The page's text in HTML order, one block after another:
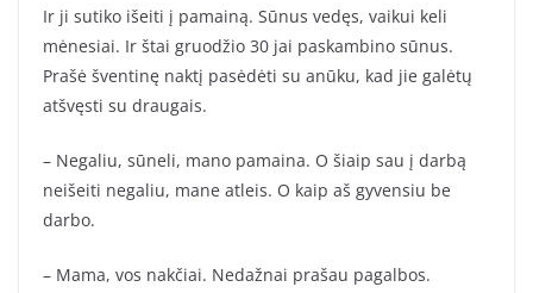
Ir ji sutiko išeiti į pamainą. Sūnus vedęs, vaikui keli
mėnesiai. Ir štai gruodžio 30 jai paskambino sūnus.
Prašė šventinę naktį pasėdėti su anūku, kad jie galėtų
atšvęsti su draugais.
– Negaliu, sūneli, mano pamaina. O šiaip sau į darbą
neišeiti negaliu, mane atleis. O kaip aš gyvensiu be
darbo.
– Mama, vos nakčiai. Nedažnai prašau pagalbos.